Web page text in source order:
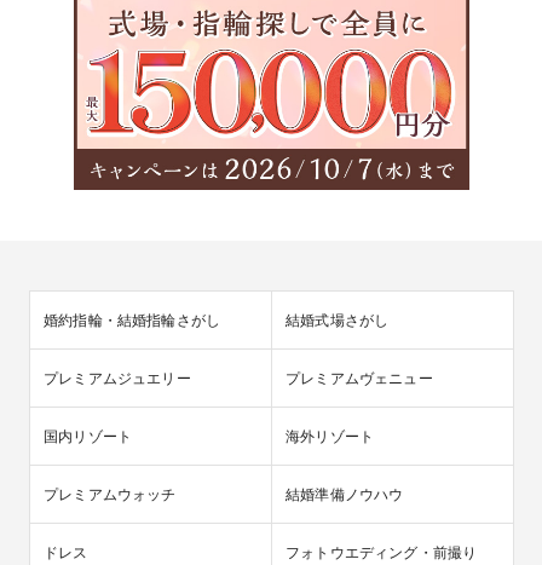
婚約指輪・結婚指輪さがし 結婚式場さがし
プレミアムジュエリー プレミアムヴェニュー
国内リゾート 海外リゾート
プレミアムウォッチ 結婚準備ノウハウ
ドレス フォトウエディング・前撮り